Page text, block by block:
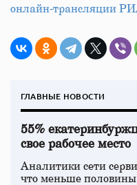
онлайн‑трансляции
ГЛАВНЫЕ НОВОСТИ
55%
свое рабочее место
Аналитики сети
что меньше